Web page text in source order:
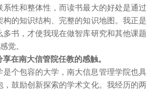
系性和整体性，而读书最大的好处是通过
构的知识结构、完整的知识地图。我正是
多书，才使我现在做智库研究和其他课题
觉。
在南大信管院任教的感触。
是个包容的大学，南大信息管理学院也具
，鼓励创新探索的学术文化。我经历的两